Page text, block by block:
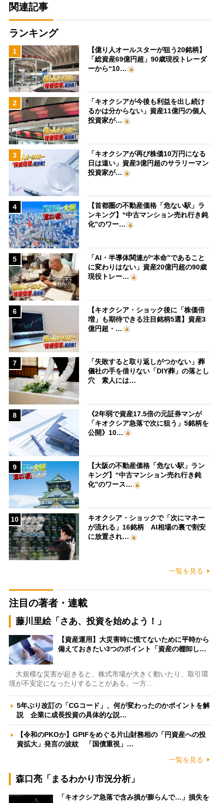
関連記事
ランキング
1
【億り人オールスターが狙う20銘柄】
「総資産69億円超」90歳現役トレーダ
ーから“10…
2
「キオクシアが今後も利益を出し続け
るかは分からない」資産11億円の個人
投資家が…
3
「キオクシアが再び株価10万円になる
日は遠い」資産3億円超のサラリーマン
投資家が…
4
【首都圏の不動産価格「危ない駅」ラ
ンキング】“中古マンション売れ行き鈍
化”のワー…
5
「AI・半導体関連が“本命”であること
に変わりはない」資産20億円超の90歳
現役トレー…
6
【キオクシア・ショック後に「株価倍
増」も期待できる注目銘柄5選】資産3
億円超・…
7
「失敗すると取り返しがつかない」葬
儀社の手を借りない「DIY葬」の落とし
穴 素人には…
8
《2年弱で資産17.5倍の元証券マンが
「キオクシア急落で次に狙う」5銘柄を
公開》10…
9
【大阪の不動産価格「危ない駅」ラン
キング】“中古マンション売れ行き鈍
化”のワース…
10
キオクシア・ショックで「次にマネー
が流れる」16銘柄 AI相場の裏で割安
に放置され…
一覧を見る
注目の著者・連載
藤川里絵「さあ、投資を始めよう！」
【資産運用】大災害時に慌てないために平時から
備えておきたい3つのポイント「資産の棚卸し…
大規模な災害が起きると、株式市場が大きく動いたり、取引環
境が不安定になったりすることがある。一方…
5年ぶり改訂の「CGコード」、何が変わったのかポイントを解
説 企業に成長投資の具体的な説…
【令和のPKOか】GPIFをめぐる片山財務相の「円資産への投
資拡大」発言の波紋 「国債重視」…
一覧を見る
森口亮「まるわかり市況分析」
「キオクシア急落で含み損が膨らんで…」損失を